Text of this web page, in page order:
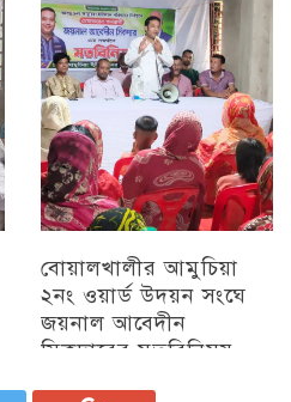
বোয়ালখালীর আমুচিয়া
২নং ওয়ার্ড উদয়ন সংঘে
জয়নাল আবেদীন
সিকদারের মতবিনিময়
অন্যান্য